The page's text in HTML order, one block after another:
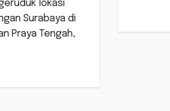
lokasi
Surabaya di
Praya Tengah,